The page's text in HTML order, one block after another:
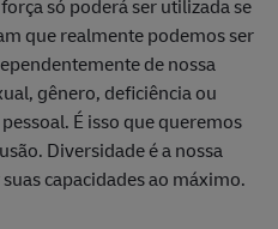
só poderá ser utilizada se
que realmente podemos ser
de nossa
gênero, deficiência ou
É isso que queremos
Diversidade é a nossa
capacidades ao máximo.